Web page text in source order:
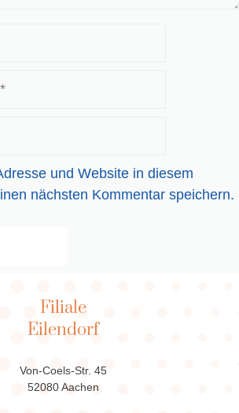
und Website in diesem
nächsten Kommentar speichern.
Filiale
Eilendorf
Von-Coels-Str. 45
52080 Aachen